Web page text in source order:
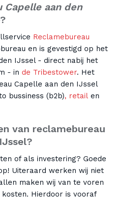
Capelle aan den
Reclamebureau
en is gevestigd op het
IJssel - direct nabij het
- in de Tribestower. Het
Capelle aan den IJssel
bussiness (b2b), retailen
van reclamebureau
of als investering? Goede
Uiteraard werken wij niet
maken wij van te voren
Hierdoor is vooraf